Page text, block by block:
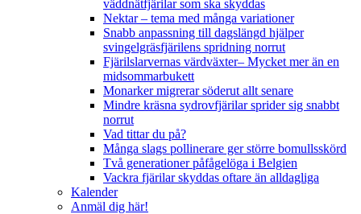
väddnätfjärilar som ska skyddas
Nektar – tema med många variationer
Snabb anpassning till dagslängd hjälper
svingelgräsfjärilens spridning norrut
Fjärilslarvernas värdväxter– Mycket mer än en
midsommarbukett
Monarker migrerar söderut allt senare
Mindre kräsna sydrovfjärilar sprider sig snabbt
norrut
Vad tittar du på?
Många slags pollinerare ger större bomullsskörd
Två generationer påfågelöga i Belgien
Vackra fjärilar skyddas oftare än alldagliga
Kalender
Anmäl dig här!